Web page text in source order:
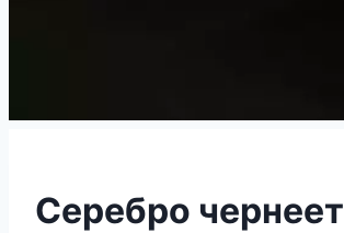
Серебро чернеет